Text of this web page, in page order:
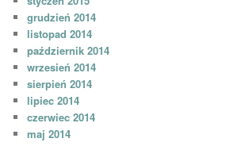
grudzień 2014
listopad 2014
październik 2014
wrzesień 2014
sierpień 2014
lipiec 2014
czerwiec 2014
maj 2014